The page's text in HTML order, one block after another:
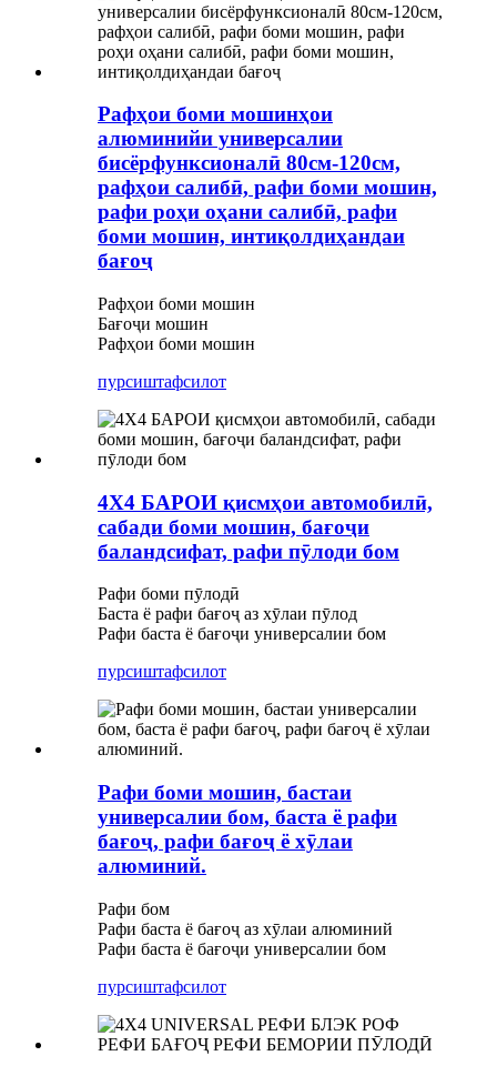
Рафҳои боми мошинҳои
алюминийи универсалии
бисёрфунксионалӣ 80см-120см,
рафҳои салибӣ, рафи боми мошин,
рафи роҳи оҳани салибӣ, рафи
боми мошин, интиқолдиҳандаи
бағоҷ
Рафҳои боми мошин
Бағоҷи мошин
Рафҳои боми мошин
пурсиштафсилот
4X4 БАРОИ қисмҳои автомобилӣ,
сабади боми мошин, бағоҷи
баландсифат, рафи пӯлоди бом
Рафи боми пӯлодӣ
Баста ё рафи бағоҷ аз хӯлаи пӯлод
Рафи баста ё бағоҷи универсалии бом
пурсиштафсилот
Рафи боми мошин, бастаи
универсалии бом, баста ё рафи
бағоҷ, рафи бағоҷ ё хӯлаи
алюминий.
Рафи бом
Рафи баста ё бағоҷ аз хӯлаи алюминий
Рафи баста ё бағоҷи универсалии бом
пурсиштафсилот